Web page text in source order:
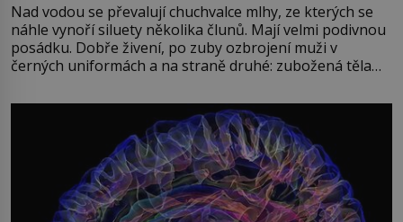
Nad vodou se převalují chuchvalce mlhy, ze kterých se
náhle vynoří siluety několika člunů. Mají velmi podivnou
posádku. Dobře živení, po zuby ozbrojení muži v
černých uniformách a na straně druhé: zubožená těla
přízračná scéna znamená? Je jaro roku 1945, druhá
světová válka se chýlí ke konci. Jezero Stolpsee